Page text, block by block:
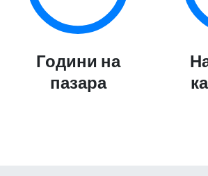
Години на
пазара